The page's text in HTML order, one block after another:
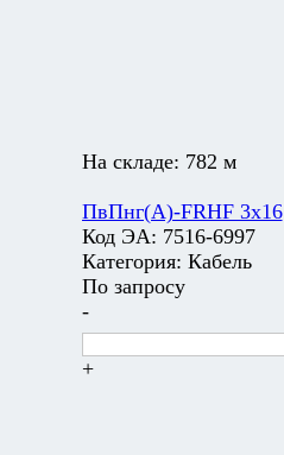
На складе: 782 м
ПвПнг(А)-FRHF 3х16
Код ЭА: 7516-6997
Категория: Кабель
По запросу
-
+